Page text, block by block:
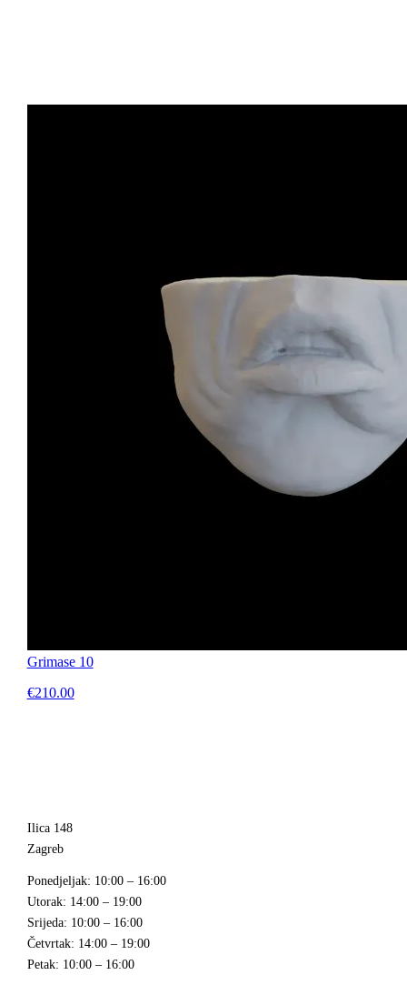
Grimase 10
€210.00
Ilica 148
Zagreb
Ponedjeljak: 10:00 – 16:00
Utorak: 14:00 – 19:00
Srijeda: 10:00 – 16:00
Četvrtak: 14:00 – 19:00
Petak: 10:00 – 16:00